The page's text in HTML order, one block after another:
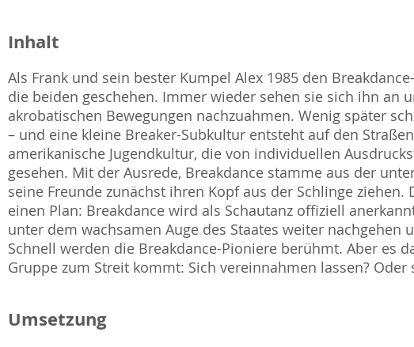
Inhalt
Als Frank und sein bester Kumpel Alex 1985 den
die beiden geschehen. Immer wieder sehen sie sich ihn an
akrobatischen Bewegungen nachzuahmen. Wenig später
– und eine kleine Breaker-Subkultur entsteht auf den
amerikanische Jugendkultur, die von individuellen
gesehen. Mit der Ausrede, Breakdance stamme aus der
seine Freunde zunächst ihren Kopf aus der Schlinge
einen Plan: Breakdance wird als Schautanz offiziell
unter dem wachsamen Auge des Staates weiter
Schnell werden die Breakdance-Pioniere berühmt. Aber es
Gruppe zum Streit kommt: Sich vereinnahmen lassen? Oder
Umsetzung